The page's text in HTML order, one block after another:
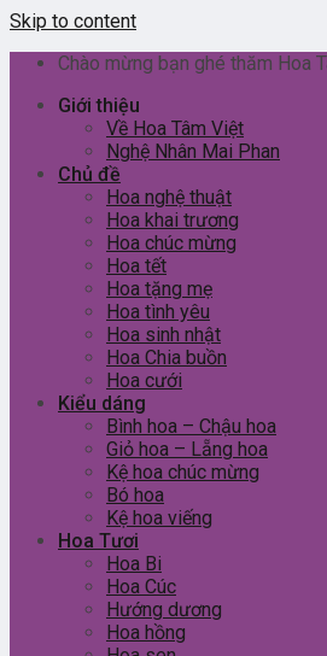
Skip to content
Chào mừng bạn ghé thăm Hoa
Giới thiệu
Về Hoa Tâm Việt
Nghệ Nhân Mai Phan
Chủ đề
Hoa nghệ thuật
Hoa khai trương
Hoa chúc mừng
Hoa tết
Hoa tặng mẹ
Hoa tình yêu
Hoa sinh nhật
Hoa Chia buồn
Hoa cưới
Kiểu dáng
Bình hoa – Chậu hoa
Giỏ hoa – Lẵng hoa
Kệ hoa chúc mừng
Bó hoa
Kệ hoa viếng
Hoa Tươi
Hoa Bi
Hoa Cúc
Hướng dương
Hoa hồng